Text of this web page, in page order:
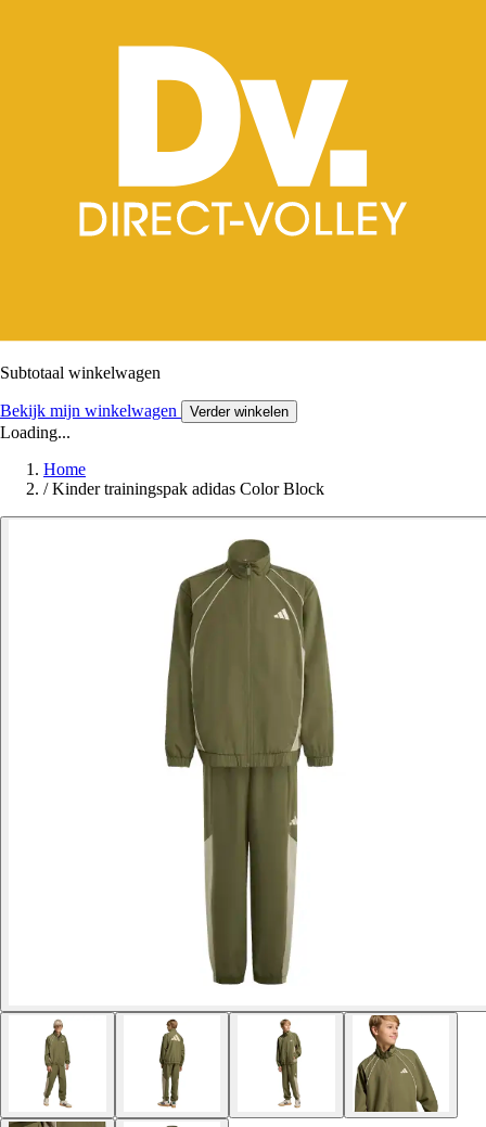
Subtotaal winkelwagen
Bekijk mijn winkelwagen Verder winkelen
Loading...
Home
/ Kinder trainingspak adidas Color Block